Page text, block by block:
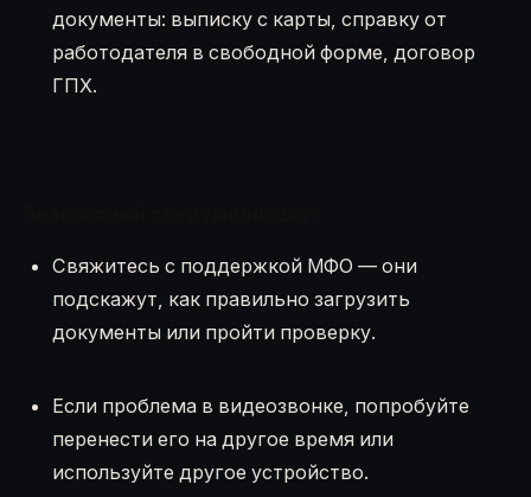
документы: выписку с карты, справку от
работодателя в свободной форме, договор
ГПХ.
Свяжитесь с поддержкой МФО — они
подскажут, как правильно загрузить
документы или пройти проверку.
Если проблема в видеозвонке, попробуйте
перенести его на другое время или
используйте другое устройство.